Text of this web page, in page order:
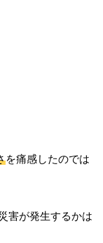
を痛感したのでは
害が発生するかは